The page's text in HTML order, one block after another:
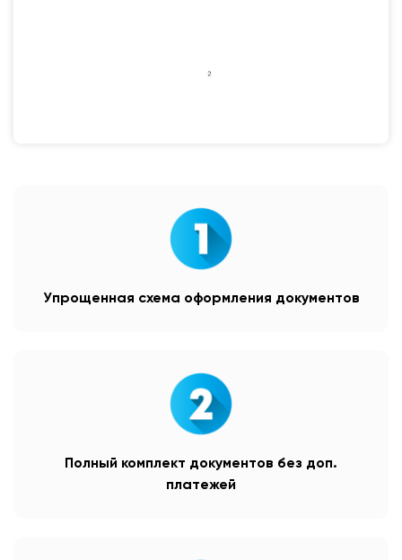
Упрощенная схема оформления документов
Полный комплект документов без доп.
платежей